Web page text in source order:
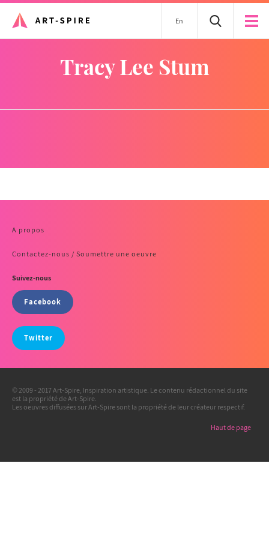
En
Tracy Lee Stum
A propos
Contactez-nous / Soumettre une oeuvre
Suivez-nous
Facebook
Twitter
© 2009 - 2017 Art-Spire, Inspiration artistique. Le contenu rédactionnel du site
est la propriété de Art-Spire.
Les oeuvres diffusées sur Art-Spire sont la propriété de leur créateur respectif.
Haut de page